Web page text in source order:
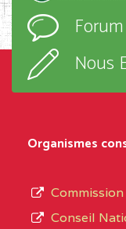
type
Forum
Nous
Organismes
Conseil